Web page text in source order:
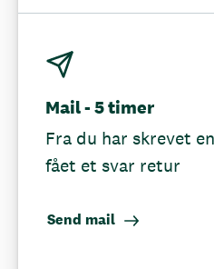
Mail - 5 timer
Fra du har skrevet
fået et svar retur
Send mail